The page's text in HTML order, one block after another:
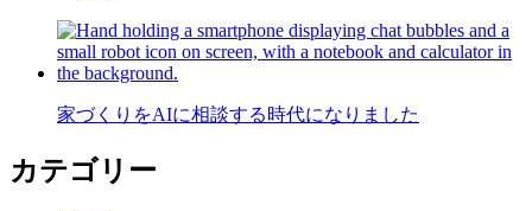
家づくりをAIに相談する時代になりました
カテゴリー